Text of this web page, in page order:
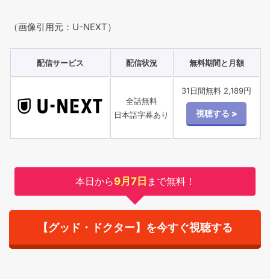
（画像引用元：U-NEXT）
配信サービス 配信状況 無料期間と月額
全話無料
日本語字幕あり
31日間無料 2,189円
本日から9月7日 まで無料！
【グッド・ドクター】を今すぐ視聴する